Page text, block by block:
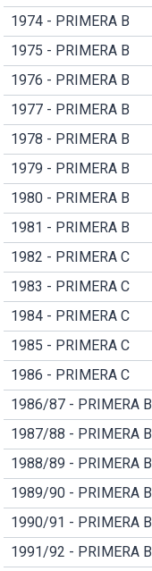
1974 - PRIMERA B
1975 - PRIMERA B
1976 - PRIMERA B
1977 - PRIMERA B
1978 - PRIMERA B
1979 - PRIMERA B
1980 - PRIMERA B
1981 - PRIMERA B
1982 - PRIMERA C
1983 - PRIMERA C
1984 - PRIMERA C
1985 - PRIMERA C
1986 - PRIMERA C
1986/87 - PRIMERA B
1987/88 - PRIMERA B
1988/89 - PRIMERA B
1989/90 - PRIMERA B
1990/91 - PRIMERA B
1991/92 - PRIMERA B